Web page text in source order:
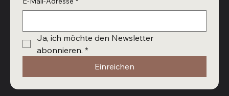
Ja, ich möchte den Newsletter
abonnieren. *
Einreichen